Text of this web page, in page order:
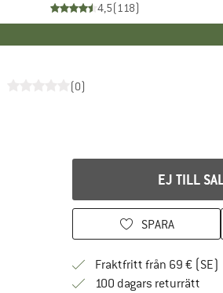
4,5(118)
(0)
EJ TILL
SPARA
Fraktfritt från 69 € (SE)
100 dagars returrättGå